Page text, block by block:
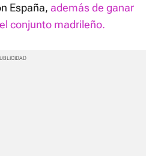
España, además de ganar
conjunto madrileño.